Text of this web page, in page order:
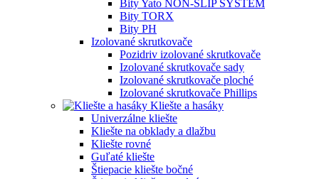
Bity Yato NON-SLIP SYSTÉM
Bity TORX
Bity PH
Izolované skrutkovače
Pozidriv izolované skrutkovače
Izolované skrutkovače sady
Izolované skrutkovače ploché
Izolované skrutkovače Phillips
Kliešte a hasáky
Univerzálne kliešte
Kliešte na obklady a dlažbu
Kliešte rovné
Guľaté kliešte
Štiepacie kliešte bočné